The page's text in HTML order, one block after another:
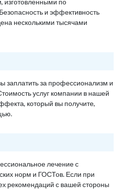
изготовленными по
и эффективность
несколькими тысячами
заплатить за профессионализм и
услуг компании в нашей
который вы получите,
лечение с
норм и ГОСТов. Если при
рекомендаций с вашей стороны